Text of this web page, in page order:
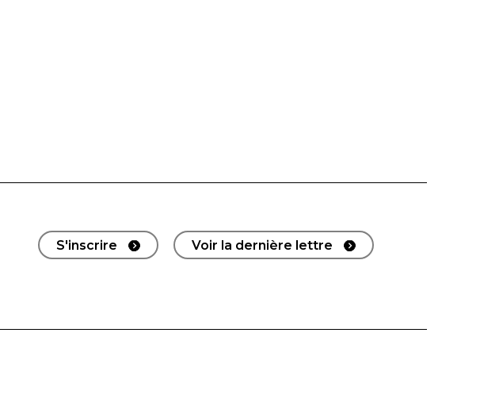
S'inscrire Voir la dernière lettre